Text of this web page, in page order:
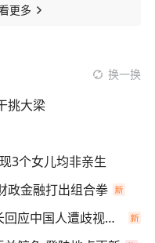
更多
换一换
挑大梁
3个女儿均非亲生
政金融打出组合拳
泰交通部副部长回应中国人遭歧视手势